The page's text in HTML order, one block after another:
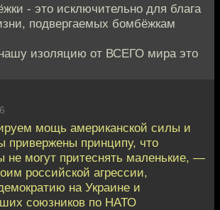
- это исключительно для блага
подвергаемых бомбёжкам
изоляцию от ВСЕГО мира это
мощь американской силы и
принципу, что
не могут притеснять маленькие, —
российской агрессии,
на Украине и
союзников по НАТО